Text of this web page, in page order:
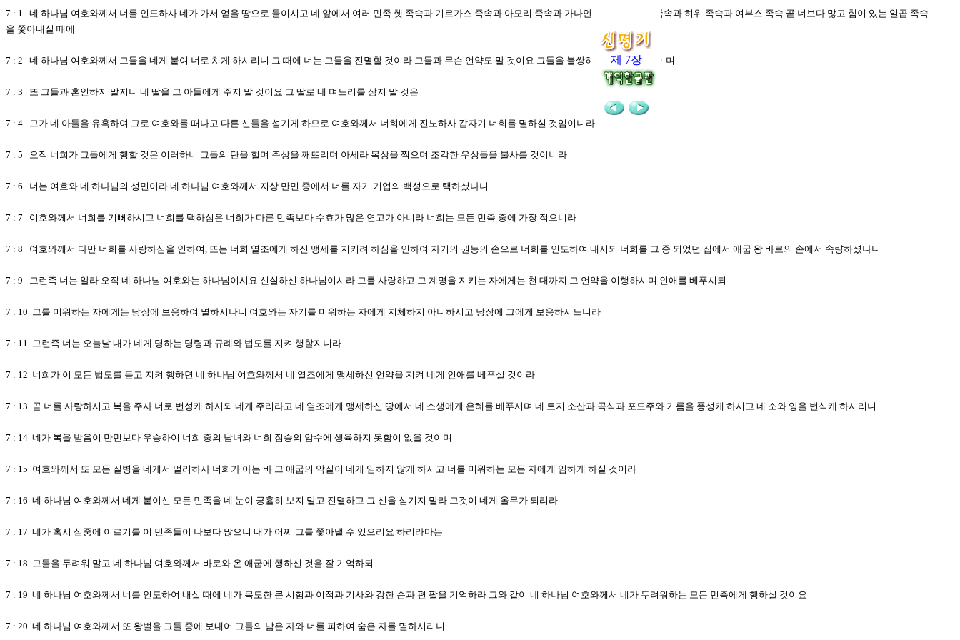
제 7장
7 : 1 네 하나님 여호와께서 너를 인도하사 네가 가서 얻을 땅으로 들이시고 네 앞에서 여러 민족 헷 족속과 기르가스 족속과 아모리 족속과 가나안 족속과 브리스 족속과 히위 족속과 여부스 족속 곧 너보다 많고 힘이 있는 일곱 족속
을 쫓아내실 때에
7 : 2 네 하나님 여호와께서 그들을 네게 붙여 너로 치게 하시리니 그 때에 너는 그들을 진멸할 것이라 그들과 무슨 언약도 말 것이요 그들을 불쌍히 여기지도 말 것이며
7 : 3 또 그들과 혼인하지 말지니 네 딸을 그 아들에게 주지 말 것이요 그 딸로 네 며느리를 삼지 말 것은
7 : 4 그가 네 아들을 유혹하여 그로 여호와를 떠나고 다른 신들을 섬기게 하므로 여호와께서 너희에게 진노하사 갑자기 너희를 멸하실 것임이니라
7 : 5 오직 너희가 그들에게 행할 것은 이러하니 그들의 단을 헐며 주상을 깨뜨리며 아세라 목상을 찍으며 조각한 우상들을 불사를 것이니라
7 : 6 너는 여호와 네 하나님의 성민이라 네 하나님 여호와께서 지상 만민 중에서 너를 자기 기업의 백성으로 택하셨나니
7 : 7 여호와께서 너희를 기뻐하시고 너희를 택하심은 너희가 다른 민족보다 수효가 많은 연고가 아니라 너희는 모든 민족 중에 가장 적으니라
7 : 8 여호와께서 다만 너희를 사랑하심을 인하여, 또는 너희 열조에게 하신 맹세를 지키려 하심을 인하여 자기의 권능의 손으로 너희를 인도하여 내시되 너희를 그 종 되었던 집에서 애굽 왕 바로의 손에서 속량하셨나니
7 : 9 그런즉 너는 알라 오직 네 하나님 여호와는 하나님이시요 신실하신 하나님이시라 그를 사랑하고 그 계명을 지키는 자에게는 천 대까지 그 언약을 이행하시며 인애를 베푸시되
7 : 10 그를 미워하는 자에게는 당장에 보응하여 멸하시나니 여호와는 자기를 미워하는 자에게 지체하지 아니하시고 당장에 그에게 보응하시느니라
7 : 11 그런즉 너는 오늘날 내가 네게 명하는 명령과 규례와 법도를 지켜 행할지니라
7 : 12 너희가 이 모든 법도를 듣고 지켜 행하면 네 하나님 여호와께서 네 열조에게 맹세하신 언약을 지켜 네게 인애를 베푸실 것이라
7 : 13 곧 너를 사랑하시고 복을 주사 너로 번성케 하시되 네게 주리라고 네 열조에게 맹세하신 땅에서 네 소생에게 은혜를 베푸시며 네 토지 소산과 곡식과 포도주와 기름을 풍성케 하시고 네 소와 양을 번식케 하시리니
7 : 14 네가 복을 받음이 만민보다 우승하여 너희 중의 남녀와 너희 짐승의 암수에 생육하지 못함이 없을 것이며
7 : 15 여호와께서 또 모든 질병을 네게서 멀리하사 너희가 아는 바 그 애굽의 악질이 네게 임하지 않게 하시고 너를 미워하는 모든 자에게 임하게 하실 것이라
7 : 16 네 하나님 여호와께서 네게 붙이신 모든 민족을 네 눈이 긍휼히 보지 말고 진멸하고 그 신을 섬기지 말라 그것이 네게 올무가 되리라
7 : 17 네가 혹시 심중에 이르기를 이 민족들이 나보다 많으니 내가 어찌 그를 쫓아낼 수 있으리요 하리라마는
7 : 18 그들을 두려워 말고 네 하나님 여호와께서 바로와 온 애굽에 행하신 것을 잘 기억하되
7 : 19 네 하나님 여호와께서 너를 인도하여 내실 때에 네가 목도한 큰 시험과 이적과 기사와 강한 손과 편 팔을 기억하라 그와 같이 네 하나님 여호와께서 네가 두려워하는 모든 민족에게 행하실 것이요
7 : 20 네 하나님 여호와께서 또 왕벌을 그들 중에 보내어 그들의 남은 자와 너를 피하여 숨은 자를 멸하시리니